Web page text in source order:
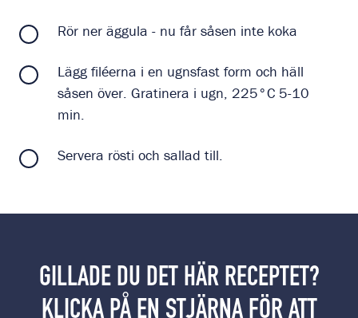
Rör ner äggula - nu får såsen inte koka
Lägg filéerna i en ugnsfast form och häll
såsen över. Gratinera i ugn, 225°C 5-10
min.
Servera rösti och sallad till.
GILLADE DU DET HÄR RECEPTET?
KLICKA PÅ EN STJÄRNA FÖR ATT